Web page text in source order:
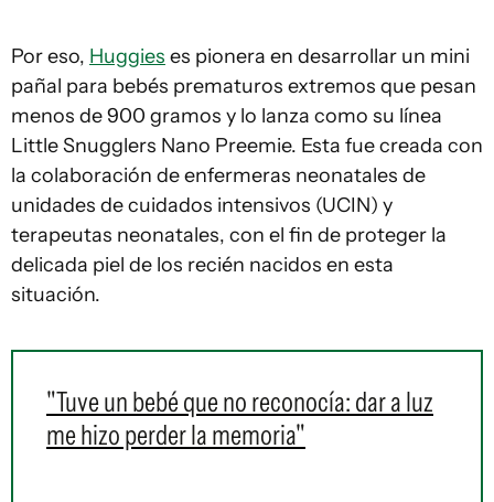
Por eso, Huggies es pionera en desarrollar un mini
pañal para bebés prematuros extremos que pesan
menos de 900 gramos y lo lanza como su línea
Little Snugglers Nano Preemie. Esta fue creada con
la colaboración de enfermeras neonatales de
unidades de cuidados intensivos (UCIN) y
terapeutas neonatales, con el fin de proteger la
delicada piel de los recién nacidos en esta
situación.
"Tuve un bebé que no reconocía: dar a luz
me hizo perder la memoria"